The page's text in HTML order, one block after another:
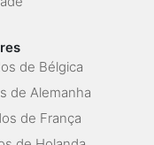
de Bélgica
de Alemanha
de França